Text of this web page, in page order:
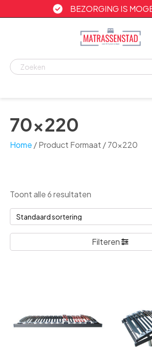
BEZORGING IS
70x220
Home / Product Formaat / 70x220
Toont alle 6 resultaten
Filteren